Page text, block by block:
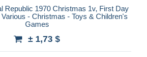
Republic 1970 Christmas 1v, First Day
- Christmas - Toys & Children's
Games
± 1,73 $